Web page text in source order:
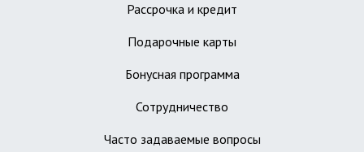
Рассрочка и кредит
Подарочные карты
Бонусная программа
Сотрудничество
Часто задаваемые вопросы